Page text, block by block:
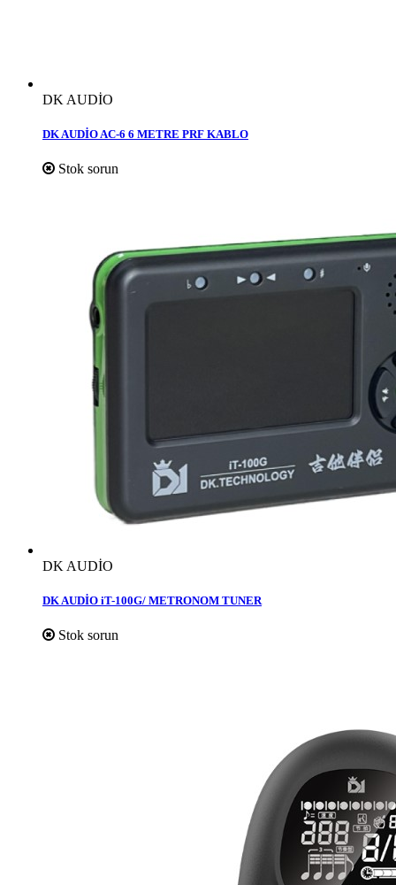
DK AUDİO
DK AUDİO AC-6 6 METRE PRF KABLO
Stok sorun
DK AUDİO
DK AUDİO iT-100G/ METRONOM TUNER
Stok sorun